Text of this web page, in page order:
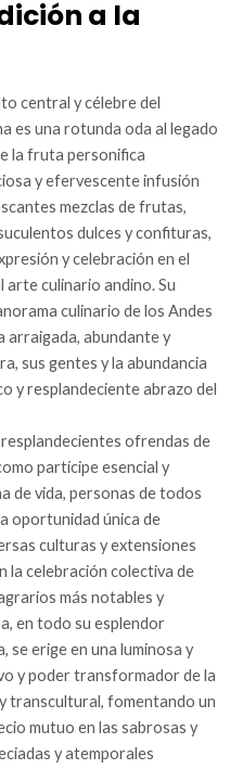
a la
central y célebre del
es una rotunda oda al legado
la fruta personifica
y efervescente infusión
mezclas de frutas,
dulces y confituras,
y celebración en el
culinario andino. Su
culinario de los Andes
arraigada, abundante y
sus gentes y la abundancia
y resplandeciente abrazo del
ofrendas de
partícipe esencial y
de vida, personas de todos
oportunidad única de
culturas y extensiones
la celebración colectiva de
más notables y
en todo su esplendor
se erige en una luminosa y
y poder transformador de la
transcultural, fomentando un
mutuo en las sabrosas y
y atemporales